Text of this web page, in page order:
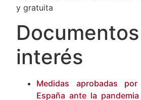
septiembre, a las 20,30 horas.
interés
Medidas aprobadas